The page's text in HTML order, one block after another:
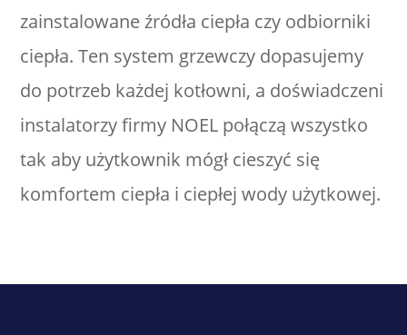
zainstalowane źródła ciepła czy odbiorniki
ciepła. Ten system grzewczy dopasujemy
do potrzeb każdej kotłowni, a doświadczeni
instalatorzy firmy NOEL połączą wszystko
tak aby użytkownik mógł cieszyć się
komfortem ciepła i ciepłej wody użytkowej.